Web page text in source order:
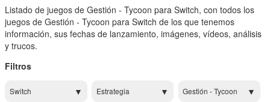
Listado de juegos de Gestión - Tycoon para Switch, con todos los
juegos de Gestión - Tycoon para Switch de los que tenemos
información, sus fechas de lanzamiento, imágenes, vídeos, análisis
y trucos.
Filtros
Switch Estrategia Gestión - Tycoon